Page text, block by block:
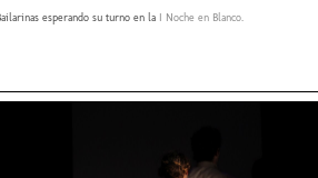
esperando su turno en la I Noche en Blanco.